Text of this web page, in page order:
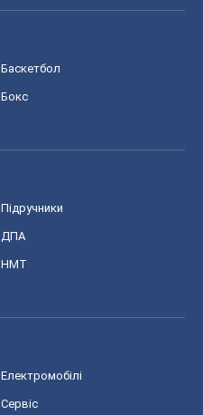
Баскетбол
Бокс
Підручники
ДПА
НМТ
Електромобілі
Сервіс